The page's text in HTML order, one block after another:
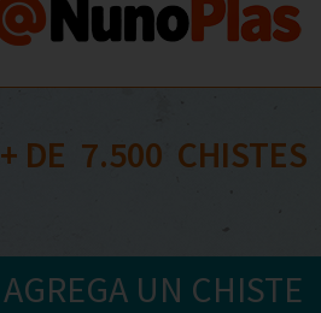
+ DE 7.500
  CHISTES
AGREGA UN CHISTE